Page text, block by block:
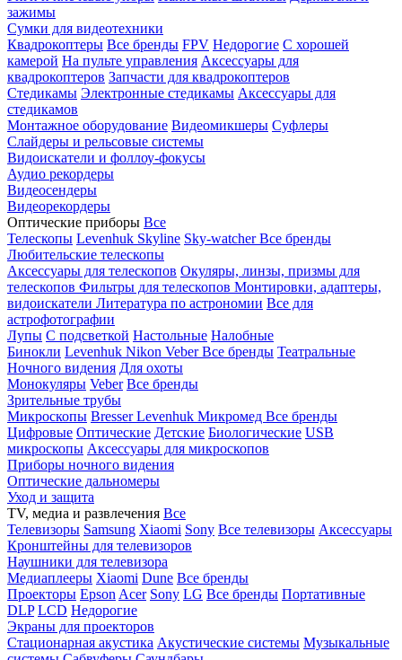
зажимы
Сумки для видеотехники
Квадрокоптеры Все бренды FPV Недорогие С хорошей
камерой На пульте управления Аксессуары для
квадрокоптеров Запчасти для квадрокоптеров
Стедикамы Электронные стедикамы Аксессуары для
стедикамов
Монтажное оборудование Видеомикшеры Суфлеры
Слайдеры и рельсовые системы
Видоискатели и фоллоу-фокусы
Аудио рекордеры
Видеосендеры
Видеорекордеры
Оптические приборы Все
Телескопы Levenhuk Skyline Sky-watcherВсе бренды
Любительские телескопы
Аксессуары для телескопов Окуляры, линзы, призмы для
телескопов Фильтры для телескопов Монтировки, адаптеры,
видоискатели Литература по астрономии Все для
астрофотографии
Лупы С подсветкой Настольные Налобные
Бинокли Levenhuk Nikon VeberВсе бренды Театральные
Ночного видения Для охоты
Монокуляры Veber Все бренды
Зрительные трубы
Микроскопы BresserLevenhuk Микромед Все бренды
Цифровые Оптические Детские Биологические USB
микроскопы Аксессуары для микроскопов
Приборы ночного видения
Оптические дальномеры
Уход и защита
TV, медиа и развлечения Все
Телевизоры Samsung Xiaomi Sony Все телевизоры Аксессуары
Кронштейны для телевизоров
Наушники для телевизора
Медиаплееры Xiaomi Dune Все бренды
Проекторы Epson Acer Sony LG Все бренды Портативные
DLP LCD Недорогие
Экраны для проекторов
Стационарная акустика Акустические системы Музыкальные